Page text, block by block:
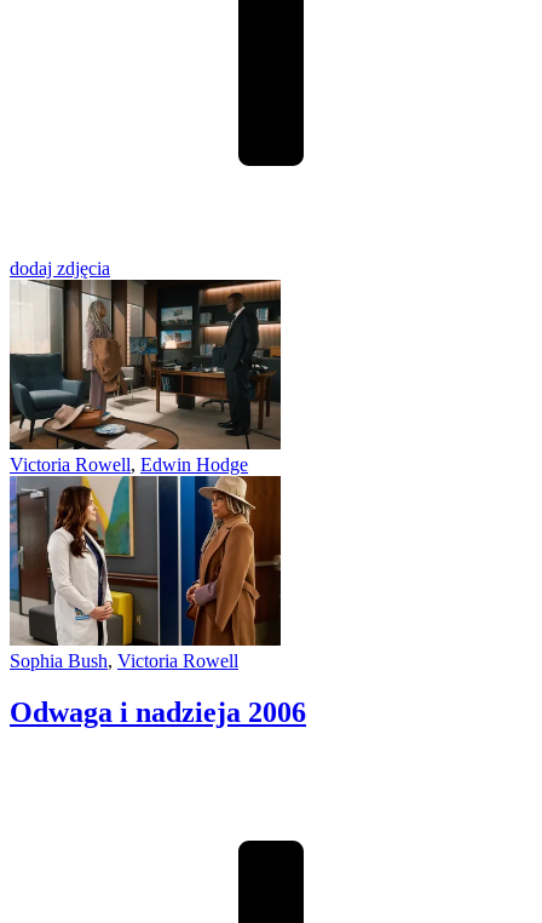
dodaj zdjęcia
Victoria Rowell, Edwin Hodge
Sophia Bush, Victoria Rowell
Odwaga i nadzieja 2006